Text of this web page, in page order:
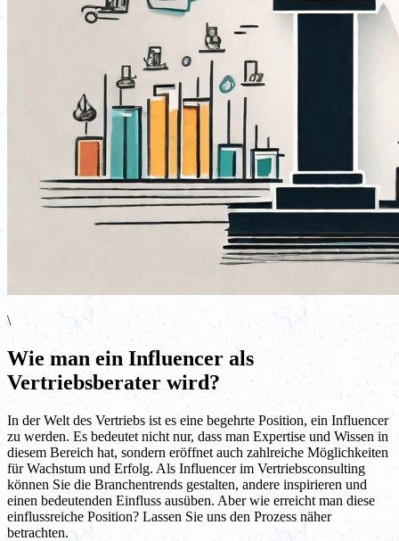
\
Wie man ein Influencer als
Vertriebsberater wird?
In der Welt des Vertriebs ist es eine begehrte Position, ein Influencer
zu werden. Es bedeutet nicht nur, dass man Expertise und Wissen in
diesem Bereich hat, sondern eröffnet auch zahlreiche Möglichkeiten
für Wachstum und Erfolg. Als Influencer im Vertriebsconsulting
können Sie die Branchentrends gestalten, andere inspirieren und
einen bedeutenden Einfluss ausüben. Aber wie erreicht man diese
einflussreiche Position? Lassen Sie uns den Prozess näher
betrachten.